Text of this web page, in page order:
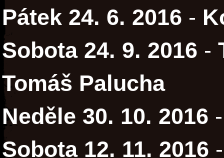
Pátek 24. 6. 2016 -
Sobota 24. 9. 2016 -
Tomáš Palucha
Neděle 30. 10. 2016
Sobota 12. 11. 2016